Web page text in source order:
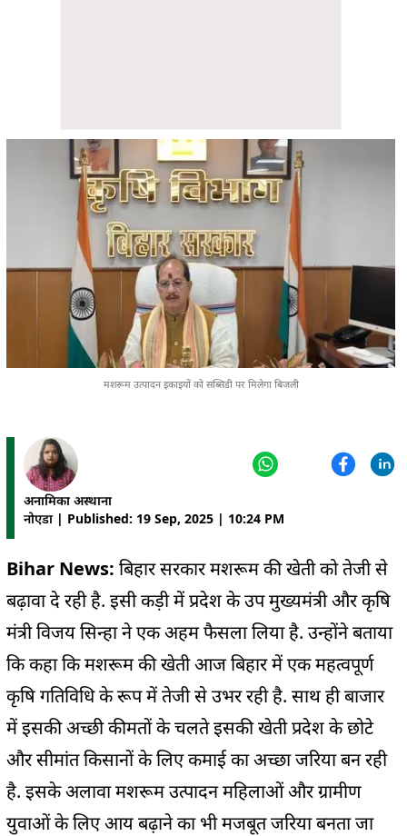
मशरूम उत्पादन इकाइयों को सब्सिडी पर मिलेगा बिजली
अनामिका अस्थाना
नोएडा | Published: 19 Sep, 2025 | 10:24 PM
Bihar News: बिहार सरकार मशरूम की खेती को तेजी से
बढ़ावा दे रही है. इसी कड़ी में प्रदेश के उप मुख्यमंत्री और कृषि
मंत्री विजय सिन्हा ने एक अहम फैसला लिया है. उन्होंने बताया
कि कहा कि मशरूम की खेती आज बिहार में एक महत्वपूर्ण
कृषि गतिविधि के रूप में तेजी से उभर रही है. साथ ही बाजार
में इसकी अच्छी कीमतों के चलते इसकी खेती प्रदेश के छोटे
और सीमांत किसानों के लिए कमाई का अच्छा जरिया बन रही
है. इसके अलावा मशरूम उत्पादन महिलाओं और ग्रामीण
युवाओं के लिए आय बढ़ाने का भी मजबूत जरिया बनता जा